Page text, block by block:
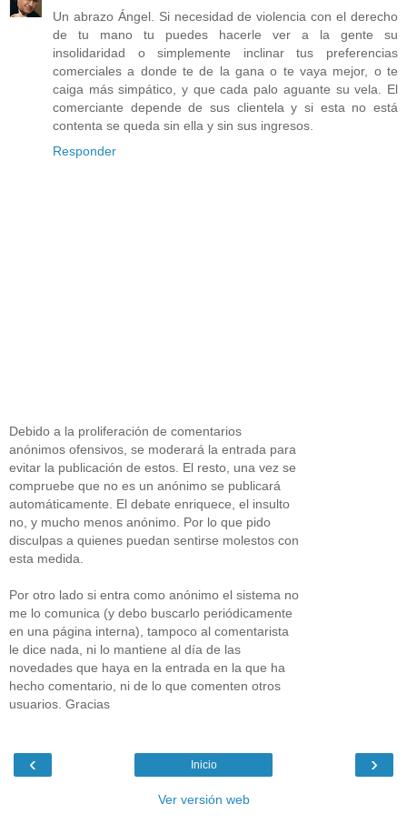
Un abrazo Ángel. Si necesidad de violencia con el derecho
de tu mano tu puedes hacerle ver a la gente su
insolidaridad o simplemente inclinar tus preferencias
comerciales a donde te de la gana o te vaya mejor, o te
caiga más simpático, y que cada palo aguante su vela. El
comerciante depende de sus clientela y si esta no está
contenta se queda sin ella y sin sus ingresos.
Responder
Debido a la proliferación de comentarios
anónimos ofensivos, se moderará la entrada para
evitar la publicación de estos. El resto, una vez se
compruebe que no es un anónimo se publicará
automáticamente. El debate enriquece, el insulto
no, y mucho menos anónimo. Por lo que pido
disculpas a quienes puedan sentirse molestos con
esta medida.
Por otro lado si entra como anónimo el sistema no
me lo comunica (y debo buscarlo periódicamente
en una página interna), tampoco al comentarista
le dice nada, ni lo mantiene al día de las
novedades que haya en la entrada en la que ha
hecho comentario, ni de lo que comenten otros
usuarios. Gracias
‹ ›
Inicio
Ver versión web